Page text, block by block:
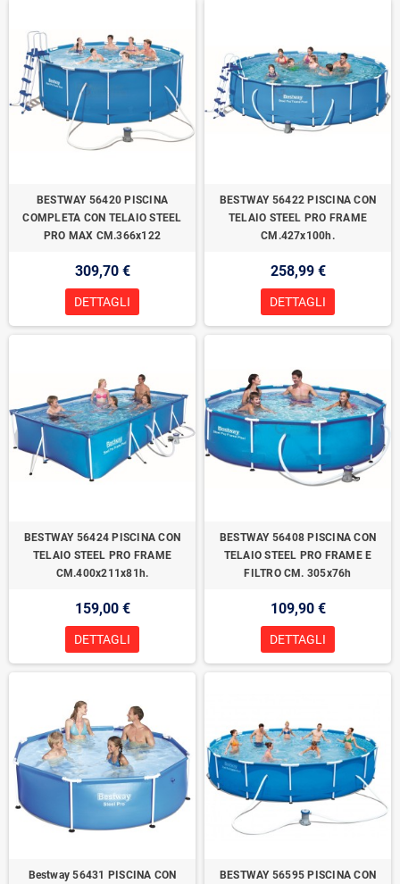
BESTWAY 56420 PISCINA
COMPLETA CON TELAIO STEEL
PRO MAX CM.366x122
309,70 €
DETTAGLI
BESTWAY 56422 PISCINA CON
TELAIO STEEL PRO FRAME
CM.427x100h.
258,99 €
DETTAGLI
BESTWAY 56424 PISCINA CON
TELAIO STEEL PRO FRAME
CM.400x211x81h.
159,00 €
DETTAGLI
BESTWAY 56408 PISCINA CON
TELAIO STEEL PRO FRAME E
FILTRO CM. 305x76h
109,90 €
DETTAGLI
Bestway 56431 PISCINA CON
BESTWAY 56595 PISCINA CON